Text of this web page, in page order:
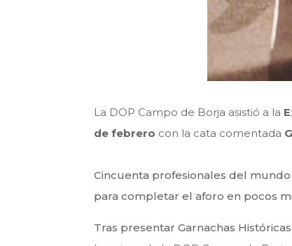
La DOP Campo de Borja asistió a la
de febrero con la cata comentada
Cincuenta profesionales del
para completar el aforo en pocos
Tras presentar Garnachas